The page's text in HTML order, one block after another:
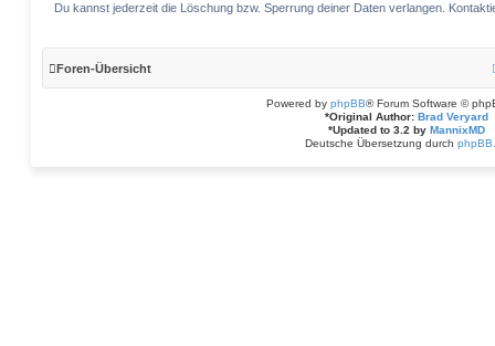
Du kannst jederzeit die Löschung bzw. Sperrung deiner Daten verlangen.
Foren-Übersicht
Powered by phpBB® Forum Software ©
*Original Author: Brad Veryard
*Updated to 3.2 by MannixMD
Deutsche Übersetzung durch